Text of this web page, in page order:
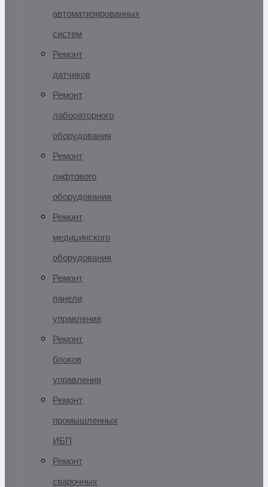
автоматизированных
систем
Ремонт
датчиков
Ремонт
лабораторного
оборудования
Ремонт
лифтового
оборудования
Ремонт
медицинского
оборудования
Ремонт
панели
управления
Ремонт
блоков
управления
Ремонт
промышленных
ИБП
Ремонт
сварочных